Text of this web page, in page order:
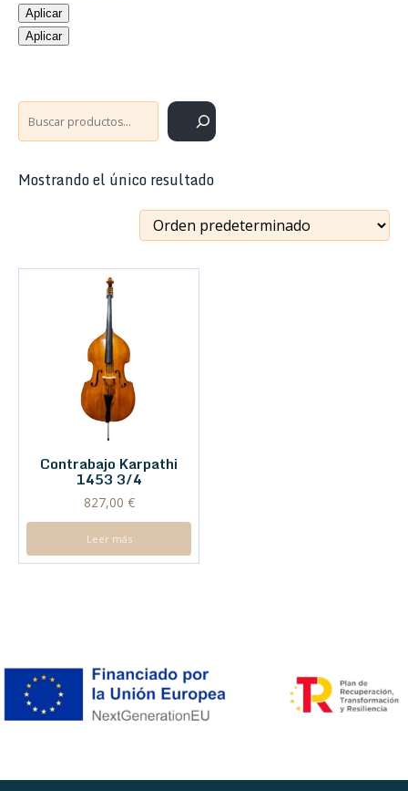
Aplicar
Aplicar
Buscar
Mostrando el único resultado
Contrabajo Karpathi
1453 3/4
827,00 €
Leer más